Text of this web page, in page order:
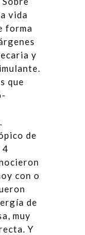
vida
forma
y
que
de
4
con o
de
muy
Y